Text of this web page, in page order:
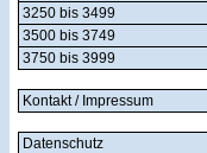
3250 bis 3499
3500 bis 3749
3750 bis 3999
Kontakt / Impressum
Datenschutz